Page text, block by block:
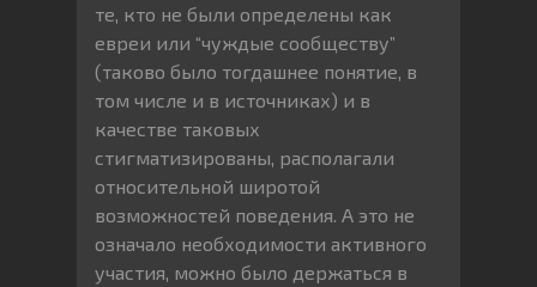
те, кто не были определены как
евреи или “чуждые сообществу”
(таково было тогдашнее понятие, в
том числе и в источниках) и в
качестве таковых
стигматизированы, располагали
относительной широтой
возможностей поведения. А это не
означало необходимости активного
участия, можно было держаться в